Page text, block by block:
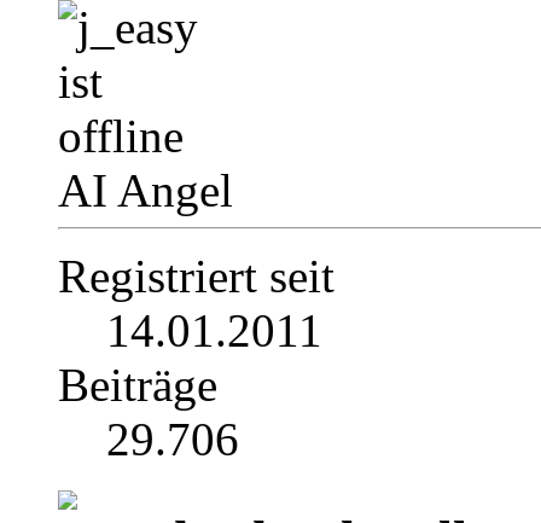
AI Angel
Registriert seit
14.01.2011
Beiträge
29.706